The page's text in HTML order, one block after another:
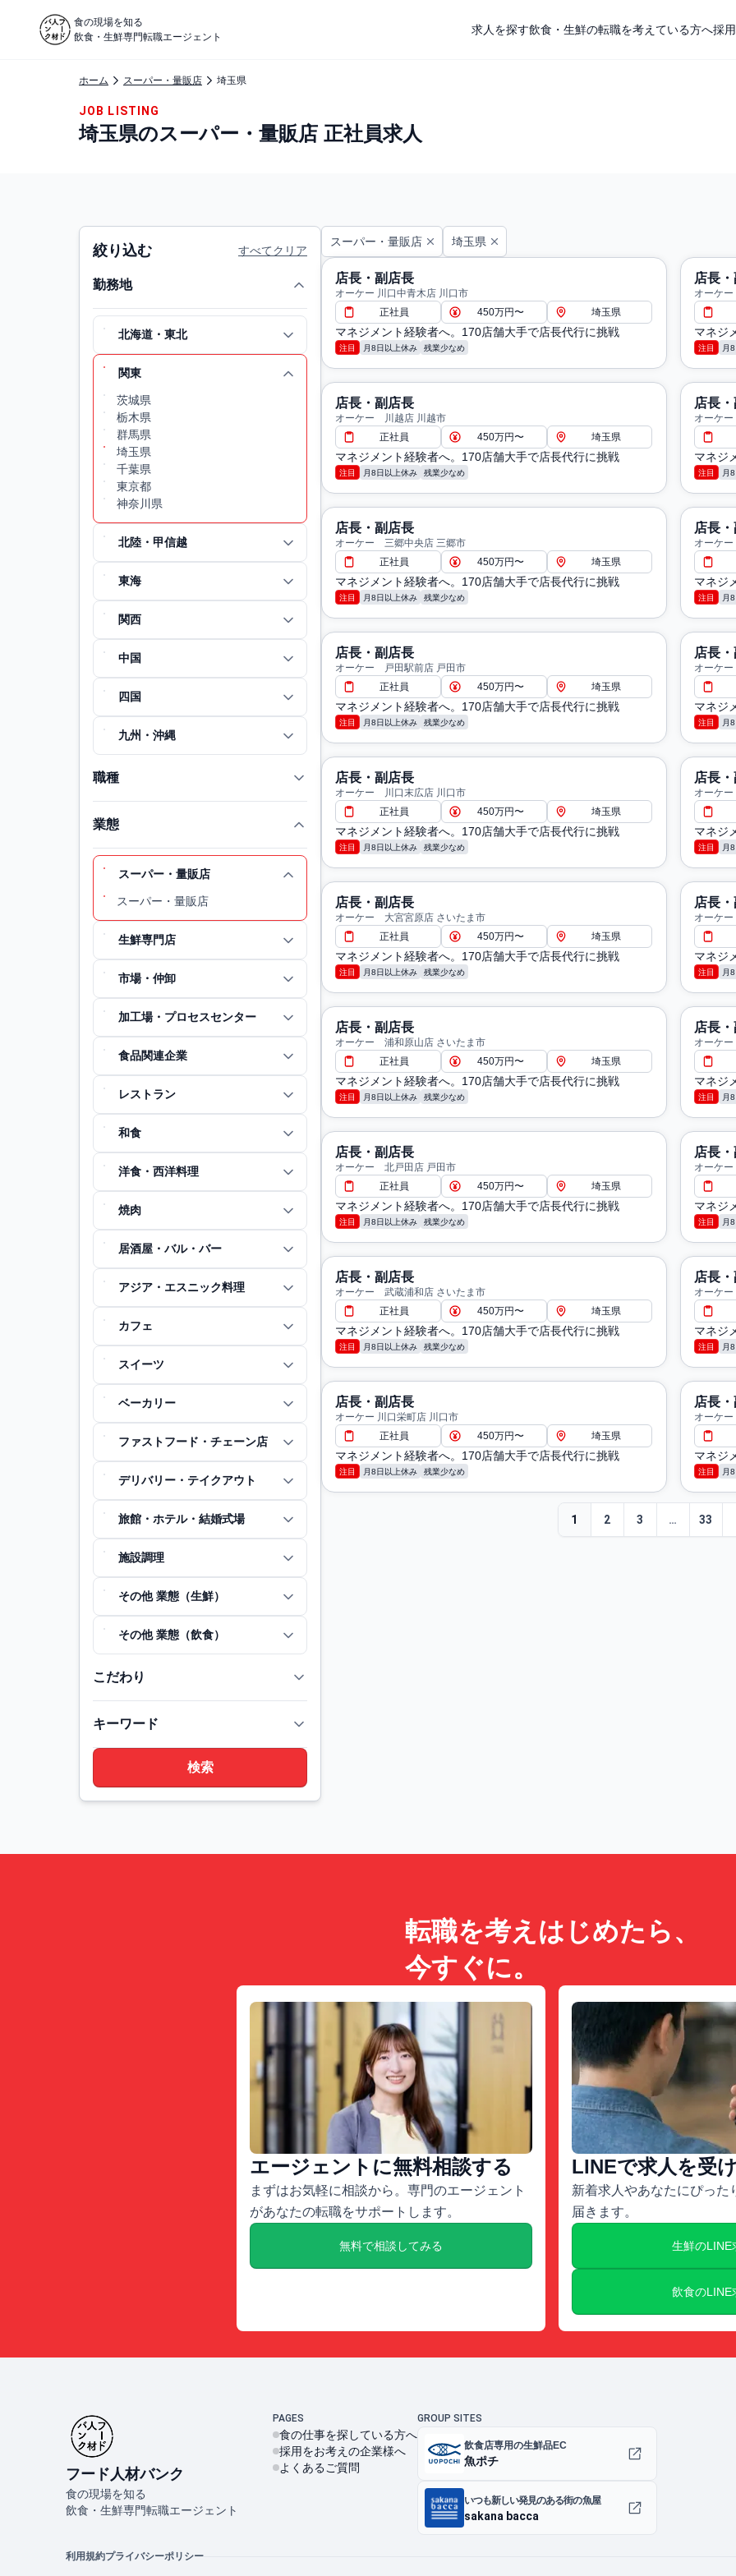
食の現場を知る
飲食・生鮮専門転職エージェント
求人を探す飲食・生鮮の転職を考えている方へ採
ホーム スーパー・量販店 埼玉県
JOB LISTING
埼玉県のスーパー・量販店 正社員求人
絞り込む すべてクリア
勤務地
北海道・東北
関東
茨城県
栃木県
群馬県
埼玉県
千葉県
東京都
神奈川県
北陸・甲信越
東海
関西
中国
四国
九州・沖縄
職種
業態
スーパー・量販店
スーパー・量販店
生鮮専門店
市場・仲卸
加工場・プロセスセンター
食品関連企業
レストラン
和食
洋食・西洋料理
焼肉
居酒屋・バル・バー
アジア・エスニック料理
カフェ
スイーツ
ベーカリー
ファストフード・チェーン店
デリバリー・テイクアウト
旅館・ホテル・結婚式場
施設調理
その他 業態（生鮮）
その他 業態（飲食）
こだわり
キーワード
スーパー・量販店 埼玉県
店長・副店長
オーケー 川口中青木店 川口市
正社員
450万円〜 埼玉県
マネジメント経験者へ。170店舗大手で店長代行に挑戦
注目 月8日以上休み 残業少なめ
店長
オーケ
マネジ
注目 月
店長・副店長
オーケー 川越店 川越市
正社員
450万円〜 埼玉県
マネジメント経験者へ。170店舗大手で店長代行に挑戦
注目 月8日以上休み 残業少なめ
店長
オーケ
マネジ
注目 月
店長・副店長
オーケー 三郷中央店 三郷市
正社員
450万円〜 埼玉県
マネジメント経験者へ。170店舗大手で店長代行に挑戦
注目 月8日以上休み 残業少なめ
店長
オーケ
マネジ
注目 月
店長・副店長
オーケー 戸田駅前店 戸田市
正社員
450万円〜 埼玉県
マネジメント経験者へ。170店舗大手で店長代行に挑戦
注目 月8日以上休み 残業少なめ
店長
オーケ
マネジ
注目 月
店長・副店長
オーケー 川口末広店 川口市
正社員
450万円〜 埼玉県
マネジメント経験者へ。170店舗大手で店長代行に挑戦
注目 月8日以上休み 残業少なめ
店長
オーケ
マネジ
注目 月
店長・副店長
オーケー 大宮宮原店 さいたま市
正社員
450万円〜 埼玉県
マネジメント経験者へ。170店舗大手で店長代行に挑戦
注目 月8日以上休み 残業少なめ
店長
オーケ
マネジ
注目 月
店長・副店長
オーケー 浦和原山店 さいたま市
正社員
450万円〜 埼玉県
マネジメント経験者へ。170店舗大手で店長代行に挑戦
注目 月8日以上休み 残業少なめ
店長
オーケ
マネジ
注目 月
店長・副店長
オーケー 北戸田店 戸田市
正社員
450万円〜 埼玉県
マネジメント経験者へ。170店舗大手で店長代行に挑戦
注目 月8日以上休み 残業少なめ
店長
オーケ
マネジ
注目 月
店長・副店長
オーケー 武蔵浦和店 さいたま市
正社員
450万円〜 埼玉県
マネジメント経験者へ。170店舗大手で店長代行に挑戦
注目 月8日以上休み 残業少なめ
店長
オーケ
マネジ
注目 月
店長・副店長
オーケー 川口栄町店 川口市
正社員
450万円〜 埼玉県
マネジメント経験者へ。170店舗大手で店長代行に挑戦
注目 月8日以上休み 残業少なめ
店長
オーケ
マネジ
注目 月
1 2 3 … 33
転職を考えはじめたら、
今すぐに。
エージェントに無料相談する
まずはお気軽に相談から。専門のエージェント
があなたの転職をサポートします。
無料で相談してみる
LINEで求人を受
新着求人やあなたにぴった
届きます。
生鮮のLINE
飲食のLINE
フード人材バンク
食の現場を知る
飲食・生鮮専門転職エージェント
PAGES
食の仕事を探している方へ
採用をお考えの企業様へ
よくあるご質問
GROUP SITES
飲食店専用の生鮮品EC
魚ポチ
いつも新しい発見のある街の魚屋
sakana bacca
利用規約プライバシーポリシー